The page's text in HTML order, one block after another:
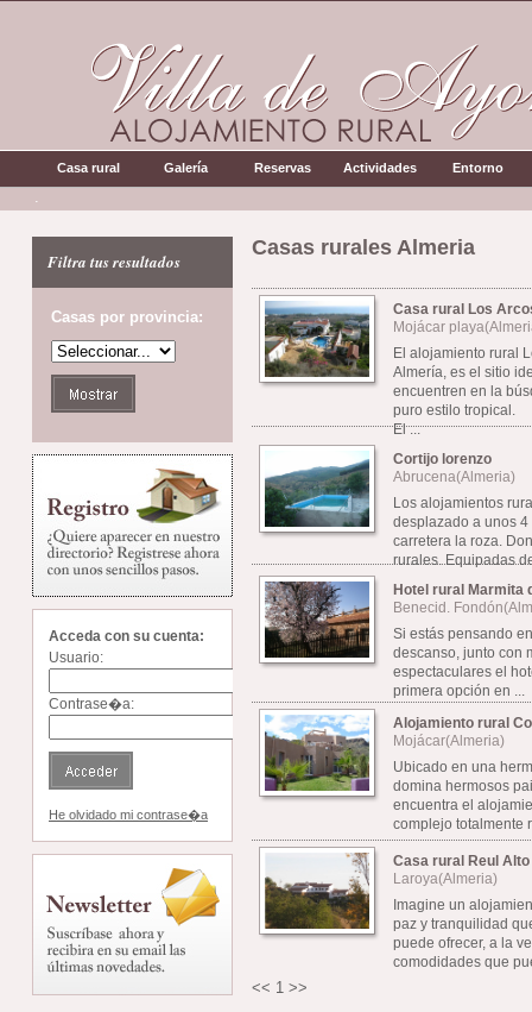
Casa rural Galería Reservas Actividades Entorno
.
Filtra tus resultados
Casas por provincia:
Acceda con su cuenta:
Usuario:
Contrase�a:
He olvidado mi contrase�a
Casas rurales Almeria
Casa rural Los
Mojácar
El alojamiento rural
Almería, es el sitio
encuentren en la
puro estilo tropical.
El ...
Cortijo lorenzo
Abrucena(Almeria)
Los alojamientos
desplazado a unos
carretera la roza.
rurales. Equipadas
Hotel rural Marmita
Benecid.
Si estás pensando
descanso, junto con
espectaculares el
primera opción en ...
Alojamiento rural
Mojácar(Almeria)
Ubicado en una
domina hermosos
encuentra el
complejo totalmente
Casa rural Reul Alto
Laroya(Almeria)
Imagine un
paz y tranquilidad
puede ofrecer, a la
comodidades que
<< 1 >>